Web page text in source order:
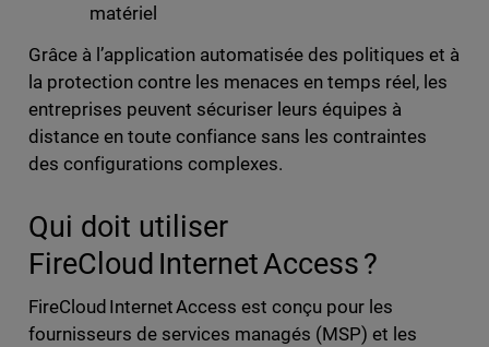
matériel
Grâce à l’application automatisée des politiques et à
la protection contre les menaces en temps réel, les
entreprises peuvent sécuriser leurs équipes à
distance en toute confiance sans les contraintes
des configurations complexes.
Qui doit utiliser
FireCloud Internet Access ?
FireCloud Internet Access est conçu pour les
fournisseurs de services managés (MSP) et les